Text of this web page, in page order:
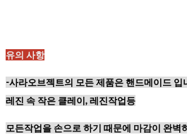
유의 사항
-사라오브젝트의 모든 제품은 핸드메이드
레진 속 작은 클레이, 레진작업등
모든작업을 손으로 하기 때문에 마감이 완벽